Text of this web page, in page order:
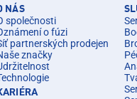
NÁS
společnosti
o fúzi
partnerských prodejen
značky